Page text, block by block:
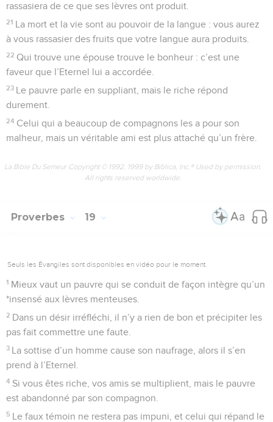
rassasiera de ce que ses lèvres ont produit.
21 La mort et la vie sont au pouvoir de la langue : vous aurez
à vous rassasier des fruits que votre langue aura produits.
22 Qui trouve une épouse trouve le bonheur : c’est une
faveur que l’Eternel lui a accordée.
23 Le pauvre parle en suppliant, mais le riche répond
durement.
24 Celui qui a beaucoup de compagnons les a pour son
malheur, mais un véritable ami est plus attaché qu’un frère.
La Bible Du Semeur Copyright © 1992, 1999 by Biblica, Inc.® Used by permission.
All rights reserved worldwide.
Proverbes 19
Seuls les Évangiles sont disponibles en vidéo pour le moment.
1 Mieux vaut un pauvre qui se conduit de façon intègre qu’un
*insensé aux lèvres menteuses.
2 Dans un désir irréfléchi, il n’y a rien de bon et précipiter les
pas fait commettre une faute.
3 La sottise d’un homme cause son naufrage, alors il s’en
prend à l’Eternel.
4 Si vous êtes riche, vos amis se multiplient, mais le pauvre
est abandonné par son compagnon.
5 Le faux témoin ne restera pas impuni, et celui qui répand le